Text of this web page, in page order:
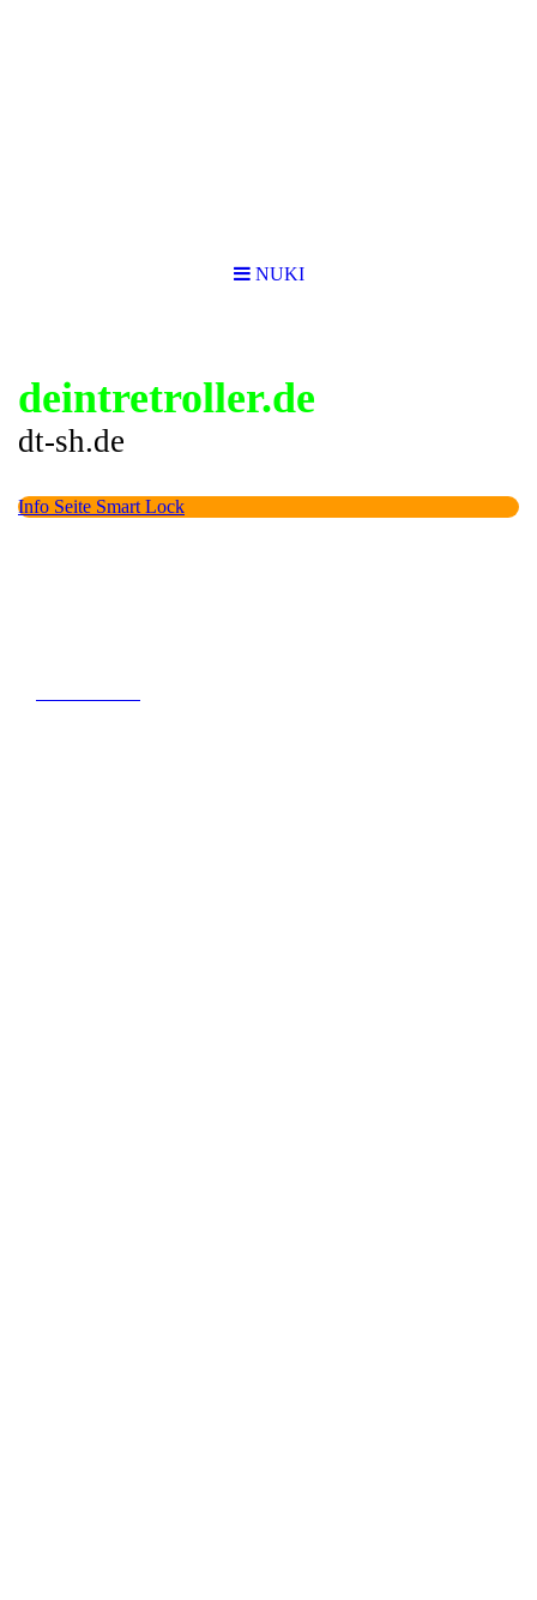
NUKI
deintretroller.de
dt-sh.de
Info Seite Smart Lock